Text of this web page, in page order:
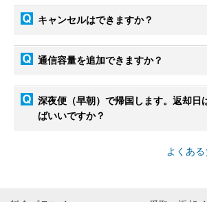
キャンセルはできますか？
通信容量を追加できますか？
深夜便（早朝）で帰国します。返却日
ばいいですか？
よくあ